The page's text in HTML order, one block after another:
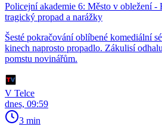
Policejní akademie 6: Město v obležení -
tragický propad a narážky
Šesté pokračování oblíbené komediální
kinech naprosto propadlo. Zákulisí
pomstu novinářům.
V Telce
dnes, 09:59
3 min